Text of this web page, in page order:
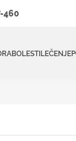
460
BOLESTILEČENJE